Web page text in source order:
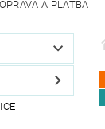
A PLATBA